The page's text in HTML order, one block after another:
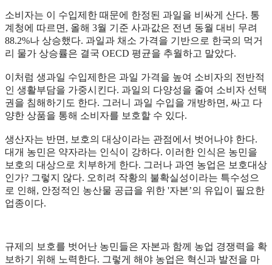
소비자는 이 수입제한 때문에 한정된 과일을 비싸게 산다. 통
계청에 따르면, 올해 3월 기준 사과값은 전년 동월 대비 무려
88.2%나 상승했다. 과일과 채소 가격을 기반으로 한국의 먹거
리 물가 상승률은 결국 OECD 평균을 추월하고 말았다.
이처럼 생과일 수입제한은 과일 가격을 높여 소비자의 전반적
인 생활부담을 가중시킨다. 과일의 다양성을 줄여 소비자 선택
권을 침해하기도 한다. 그러니 과일 수입을 개방하면, 싸고 다
양한 상품을 통해 소비자를 보호할 수 있다.
생산자는 반면, 보호의 대상이라는 관점에서 벗어나야 한다.
대개 농민은 약자라는 인식이 강하다. 이러한 인식은 농민을
보호의 대상으로 치부하게 한다. 그러나 과연 농업은 보호대상
인가? 그렇지 않다. 오히려 작황의 불확실성이라는 특수성으
로 인해, 안정적인 농산물 공급을 위한 '자본’의 유입이 필요한
업종이다.
규제의 보호를 벗어난 농민들은 자본과 함께 농업 경쟁력을 확
보하기 위해 노력한다. 그렇게 해야 농업은 혁신과 발전을 마